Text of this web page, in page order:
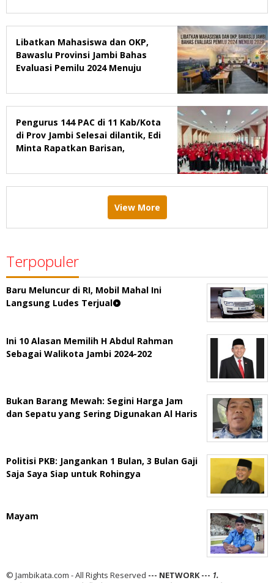
Libatkan Mahasiswa dan OKP,
Bawaslu Provinsi Jambi Bahas
Evaluasi Pemilu 2024 Menuju
Pengurus 144 PAC di 11 Kab/Kota
di Prov Jambi Selesai dilantik, Edi
Minta Rapatkan Barisan,
View More
Terpopuler
Baru Meluncur di RI, Mobil Mahal Ini
Langsung Ludes Terjual
Ini 10 Alasan Memilih H Abdul Rahman
Sebagai Walikota Jambi 2024-202
Bukan Barang Mewah: Segini Harga Jam
dan Sepatu yang Sering Digunakan Al Haris
Politisi PKB: Jangankan 1 Bulan, 3 Bulan Gaji
Saja Saya Siap untuk Rohingya
Mayam
© Jambikata.com - All Rights Reserved --- NETWORK --- 1.